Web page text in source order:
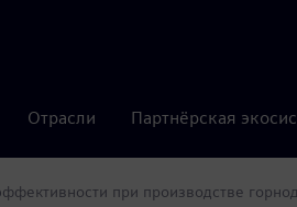
Отрасли Партнёрская
при производстве